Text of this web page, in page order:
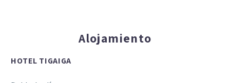
Alojamiento
HOTEL TIGAIGA